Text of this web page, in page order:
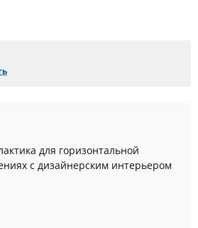
для горизонтальной
с дизайнерским интерьером